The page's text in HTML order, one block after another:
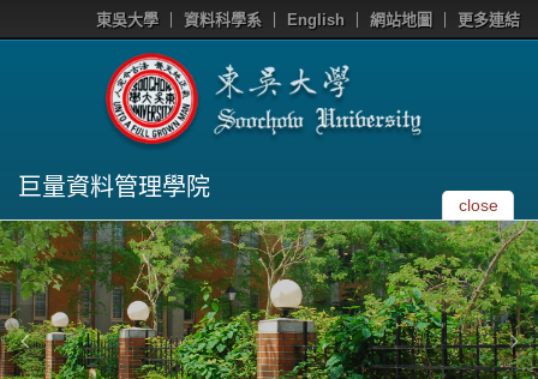
東吳大學 資料科學系 English 網站地圖 更多連結
巨量資料管理學院
close